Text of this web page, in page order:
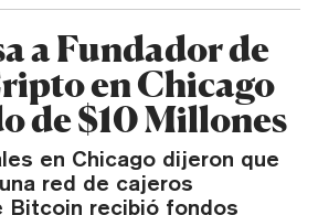
a Fundador de
en Chicago
de $10 Millones
en Chicago dijeron que
red de cajeros
Bitcoin recibió fondos